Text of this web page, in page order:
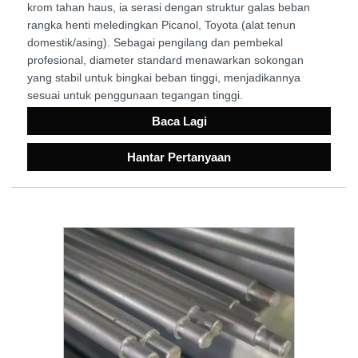
krom tahan haus, ia serasi dengan struktur galas beban
rangka henti meledingkan Picanol, Toyota (alat tenun
domestik/asing). Sebagai pengilang dan pembekal
profesional, diameter standard menawarkan sokongan
yang stabil untuk bingkai beban tinggi, menjadikannya
sesuai untuk penggunaan tegangan tinggi.
Baca Lagi
Hantar Pertanyaan